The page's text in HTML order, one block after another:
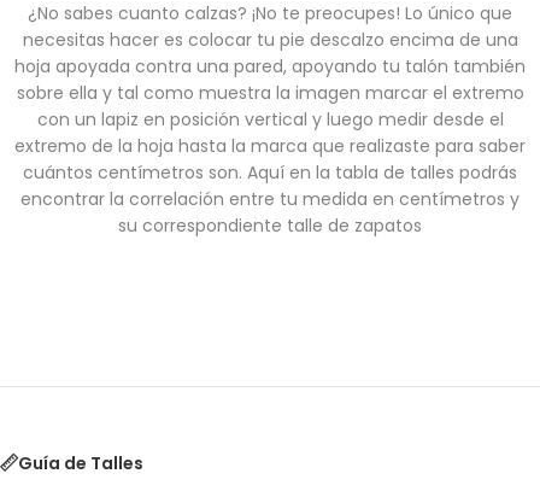
¿No sabes cuanto calzas? ¡No te preocupes! Lo único que
necesitas hacer es colocar tu pie descalzo encima de una
hoja apoyada contra una pared, apoyando tu talón también
sobre ella y tal como muestra la imagen marcar el extremo
con un lapiz en posición vertical y luego medir desde el
extremo de la hoja hasta la marca que realizaste para saber
cuántos centímetros son. Aquí en la tabla de talles podrás
encontrar la correlación entre tu medida en centímetros y
su correspondiente talle de zapatos
Guía de Talles